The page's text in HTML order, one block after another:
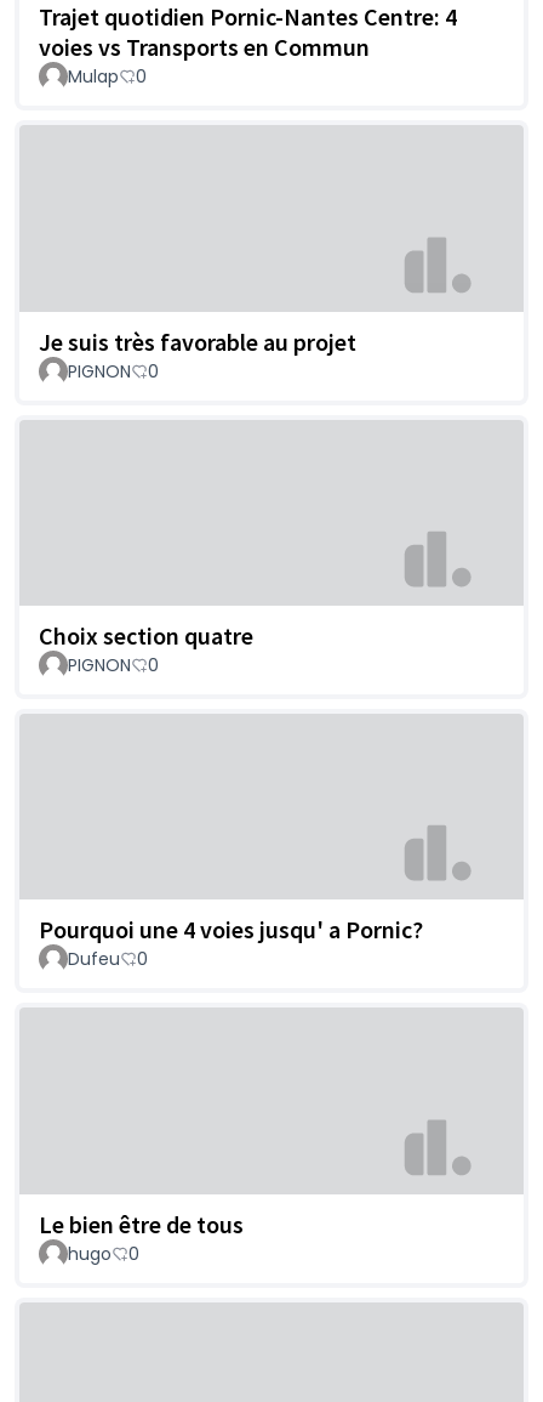
Trajet quotidien Pornic-Nantes Centre: 4
voies vs Transports en Commun
Mulap 0
Je suis très favorable au projet
PIGNON 0
Choix section quatre
PIGNON 0
Pourquoi une 4 voies jusqu' a Pornic?
Dufeu 0
Le bien être de tous
hugo 0